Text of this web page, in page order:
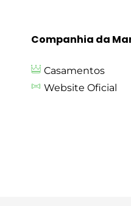
Companhia da
Casamentos
Website Oficial